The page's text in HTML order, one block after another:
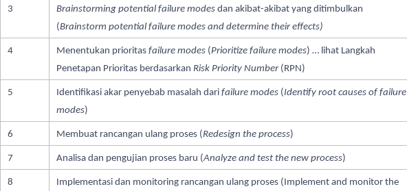
3 Brainstorming potential failure modesdan akibat-akibat yang ditimbulkan
(Brainstorm potential failure modes and determine their effects)
4 Menentukan prioritas failure modes(Prioritize failure modes) … lihat Langkah
Penetapan Prioritas berdasarkan Risk Priority Number(RPN)
5 Identifikasi akar penyebab masalah dari failure modes(Identify root causes of failure
modes)
6 Membuat rancangan ulang proses (Redesign the process)
7 Analisa dan pengujian proses baru (Analyze and test the new process)
8
Implementasi dan monitoring rancangan ulang proses (Implement and monitor the